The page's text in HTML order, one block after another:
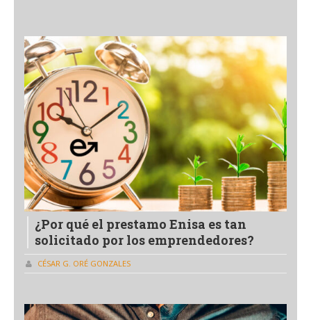
¿Por qué el prestamo Enisa es tan
solicitado por los emprendedores?
CÉSAR G. ORÉ GONZALES